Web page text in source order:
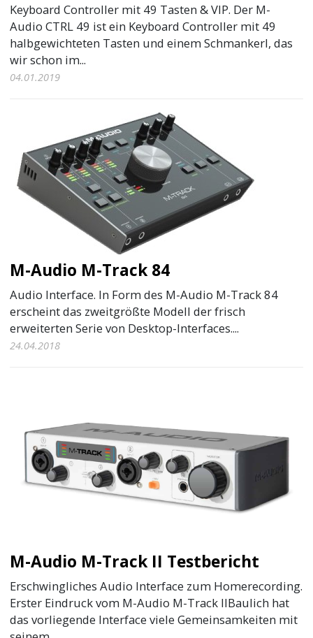
Keyboard Controller mit 49 Tasten & VIP. Der M-
Audio CTRL 49 ist ein Keyboard Controller mit 49
halbgewichteten Tasten und einem Schmankerl, das
wir schon im...
04.01.2019
M-Audio M-Track 84
Audio Interface. In Form des M-Audio M-Track 84
erscheint das zweitgrößte Modell der frisch
erweiterten Serie von Desktop-Interfaces....
24.04.2018
M-Audio M-Track II Testbericht
Erschwingliches Audio Interface zum Homerecording.
Erster Eindruck vom M-Audio M-Track IIBaulich hat
das vorliegende Interface viele Gemeinsamkeiten mit